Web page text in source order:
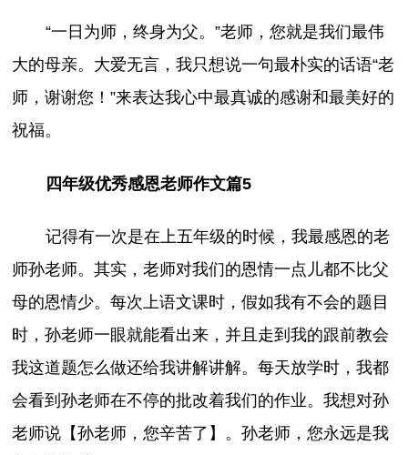
“一日为师，终身为父。”老师，您就是我们最伟
大的母亲。大爱无言，我只想说一句最朴实的话语“老
师，谢谢您！”来表达我心中最真诚的感谢和最美好的
祝福。
四年级优秀感恩老师作文篇5
记得有一次是在上五年级的时候，我最感恩的老
师孙老师。其实，老师对我们的恩情一点儿都不比父
母的恩情少。每次上语文课时，假如我有不会的题目
时，孙老师一眼就能看出来，并且走到我的跟前教会
我这道题怎么做还给我讲解讲解。每天放学时，我都
会看到孙老师在不停的批改着我们的作业。我想对孙
老师说【孙老师，您辛苦了】。孙老师，您永远是我